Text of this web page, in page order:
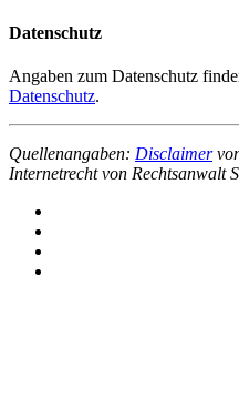
Datenschutz
Angaben zum Datenschutz
Datenschutz.
Quellenangaben: Disclaimer
Internetrecht von Rechtsanwalt